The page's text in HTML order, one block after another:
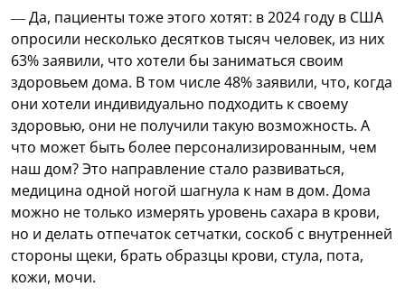
— Да, пациенты тоже этого хотят: в 2024 году в США
опросили несколько десятков тысяч человек, из них
63% заявили, что хотели бы заниматься своим
здоровьем дома. В том числе 48% заявили, что, когда
они хотели индивидуально подходить к своему
здоровью, они не получили такую возможность. А
что может быть более персонализированным, чем
наш дом? Это направление стало развиваться,
медицина одной ногой шагнула к нам в дом. Дома
можно не только измерять уровень сахара в крови,
но и делать отпечаток сетчатки, соскоб с внутренней
стороны щеки, брать образцы крови, стула, пота,
кожи, мочи.